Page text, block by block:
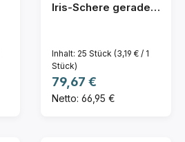
Iris-Schere gerade
Inhalt: 25 Stück (3,19 € / 1
Stück)
Regulärer Preis:
79,67 €
Netto: 66,95 €